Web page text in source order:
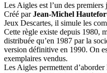
Les Aigles est l’un des
Créé parJean-Michel
Jeux Descartes, il simule les
Cette règle existe depuis 1980,
distribuée qu’en 1987 par la
version définitive en 1990. On
exemplaires vendus.
Les Aigles permettent